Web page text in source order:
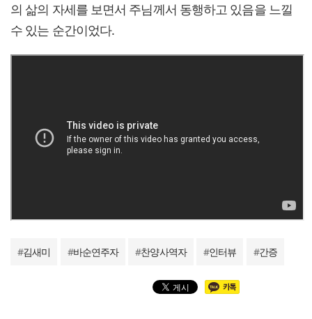
의 삶의 자세를 보면서 주님께서 동행하고 있음을 느낄
수 있는 순간이었다.
#김새미 #바순연주자 #찬양사역자 #인터뷰 #간증